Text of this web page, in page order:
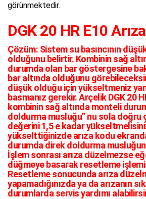
görünmektedir.
DGK 20 HR E10
Çözüm: Sistem su basıncının
olduğunu belirtir. Kombinin sağ
durumda olan bar göstergesine
bar altında olduğunu
düşük olduğu için yükseltmeniz
basmanız gerekir. Arçelik DGK 20
kombinin sağ altında monteli
doldurma musluğu” nu sola doğru
değerini 1,5 e kadar
yükselttiğinizde arıza kodu
durumda direk doldurma
İşlem sonrası arıza düzelmezse
düğmeye basarak resetleme
Resetleme sonucunda arıza
yapamadığınızda ya da arızanın
durumlarda servis yardımı